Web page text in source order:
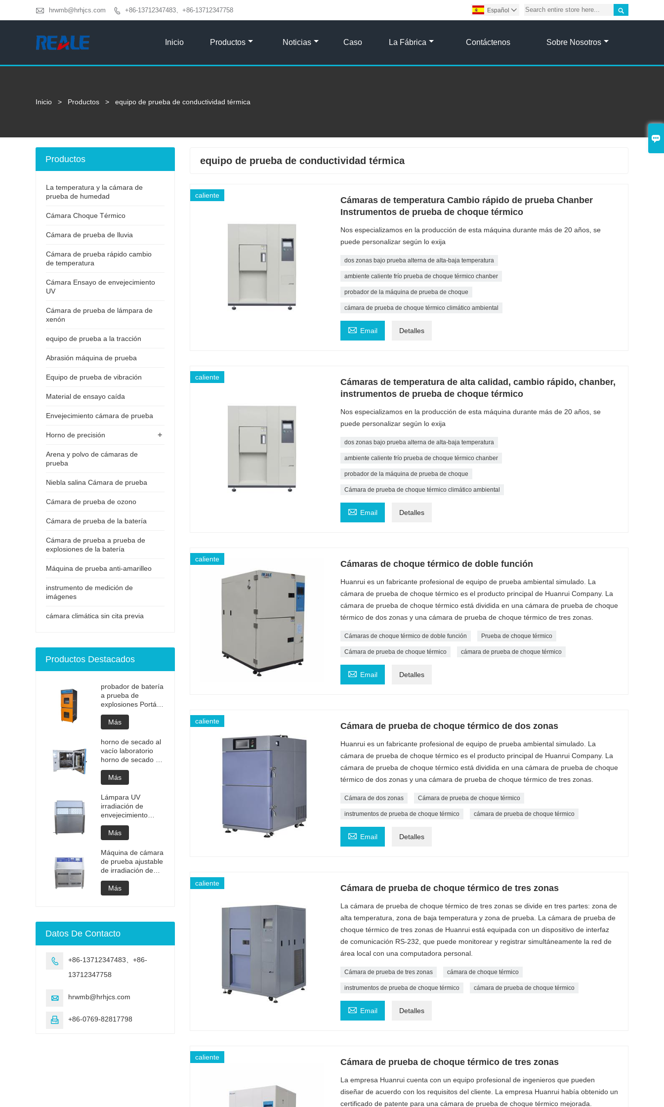

 hrwmb@hrhjcs.com  +86-13712347483、+86-13712347758 
Español 
Inicio Productos Noticias Caso La Fábrica Contáctenos Sobre Nosotros
Inicio > Productos > equipo de prueba de conductividad térmica
equipo de prueba de conductividad térmica
caliente
Cámaras de temperatura Cambio rápido de prueba Chanber
Instrumentos de prueba de choque térmico
Nos especializamos en la producción de esta máquina durante más de 20 años, se
puede personalizar según lo exija
dos zonas bajo prueba alterna de alta-baja temperatura
ambiente caliente frío prueba de choque térmico chanber
probador de la máquina de prueba de choque
cámara de prueba de choque térmico climático ambiental
 Email Detalles
caliente
Cámaras de temperatura de alta calidad, cambio rápido, chanber,
instrumentos de prueba de choque térmico
Nos especializamos en la producción de esta máquina durante más de 20 años, se
puede personalizar según lo exija
dos zonas bajo prueba alterna de alta-baja temperatura
ambiente caliente frío prueba de choque térmico chanber
probador de la máquina de prueba de choque
Cámara de prueba de choque térmico climático ambiental
 Email Detalles
caliente Cámaras de choque térmico de doble función
Huanrui es un fabricante profesional de equipo de prueba ambiental simulado. La
cámara de prueba de choque térmico es el producto principal de Huanrui Company. La
cámara de prueba de choque térmico está dividida en una cámara de prueba de choque
térmico de dos zonas y una cámara de prueba de choque térmico de tres zonas.
Cámaras de choque térmico de doble función Prueba de choque térmico
Cámara de prueba de choque térmico cámara de prueba de choque térmico
 Email Detalles
caliente Cámara de prueba de choque térmico de dos zonas
Huanrui es un fabricante profesional de equipo de prueba ambiental simulado. La
cámara de prueba de choque térmico es el producto principal de Huanrui Company. La
cámara de prueba de choque térmico está dividida en una cámara de prueba de choque
térmico de dos zonas y una cámara de prueba de choque térmico de tres zonas.
Cámara de dos zonas Cámara de prueba de choque térmico
instrumentos de prueba de choque térmico cámara de prueba de choque térmico
 Email Detalles
caliente Cámara de prueba de choque térmico de tres zonas
La cámara de prueba de choque térmico de tres zonas se divide en tres partes: zona de
alta temperatura, zona de baja temperatura y zona de prueba. La cámara de prueba de
choque térmico de tres zonas de Huanrui está equipada con un dispositivo de interfaz
de comunicación RS-232, que puede monitorear y registrar simultáneamente la red de
área local con una computadora personal.
Cámara de prueba de tres zonas cámara de choque térmico
instrumentos de prueba de choque térmico cámara de prueba de choque térmico
 Email Detalles
caliente Cámara de prueba de choque térmico de tres zonas
La empresa Huanrui cuenta con un equipo profesional de ingenieros que pueden
diseñar de acuerdo con los requisitos del cliente. La empresa Huanrui había obtenido un
certificado de patente para una cámara de prueba de choque térmico mejorada.
Productos
La temperatura y la cámara de
prueba de humedad
Cámara Choque Térmico
Cámara de prueba de lluvia
Cámara de prueba rápido cambio
de temperatura
Cámara Ensayo de envejecimiento
UV
Cámara de prueba de lámpara de
xenón
equipo de prueba a la tracción
Abrasión máquina de prueba
Equipo de prueba de vibración
Material de ensayo caída
Envejecimiento cámara de prueba
+
Horno de precisión
Arena y polvo de cámaras de
prueba
Niebla salina Cámara de prueba
Cámara de prueba de ozono
Cámara de prueba de la batería
Cámara de prueba a prueba de
explosiones de la batería
Máquina de prueba anti-amarilleo
instrumento de medición de
imágenes
cámara climática sin cita previa
Productos Destacados
probador de batería
a prueba de
explosiones Portátil
de alta calidad
Batería portátil
Prueba de
explosión de litio
Probador de
explosión Precio de
probadores de
batería
Más
horno de secado al
vacío laboratorio
horno de secado al
vacío programable
de alta temperatura
cámara de
desgasificación al
vacío precio del
horno
personalizado
equipo de secado al
vacío
Más
Lámpara UV
irradiación de
envejecimiento
máquina de cámara
de prueba ajustable
Cámara de
envejecimiento de
envejecimiento UV
Prueba de
acelerado UV
Más
Máquina de cámara
de prueba ajustable
de irradiación de
envejecimiento de
lámpara UV
Cámara de
Máquina de prueba
de envejecimiento
Más
Datos De Contacto

+86-13712347483、+86-
13712347758
 hrwmb@hrhjcs.com
 +86-0769-82817798